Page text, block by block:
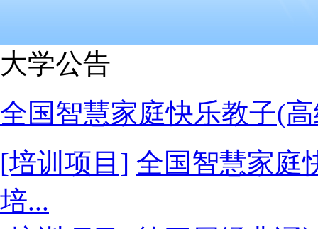
大学公告
全国智慧家庭快乐教子(
[培训项目] 全国智慧家庭
培...